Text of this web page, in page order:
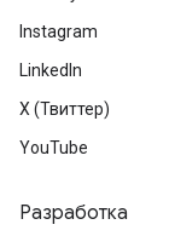
Instagram
LinkedIn
X (Твиттер)
YouTube
Разработка